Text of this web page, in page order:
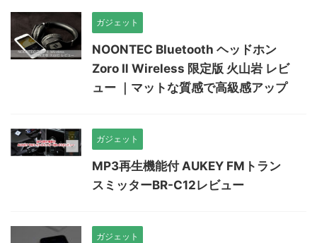
ガジェット
NOONTEC Bluetooth ヘッドホン
Zoro Ⅱ Wireless 限定版 火山岩 レビ
ュー ｜マットな質感で高級感アップ
ガジェット
MP3再生機能付 AUKEY FMトラン
スミッターBR-C12レビュー
ガジェット